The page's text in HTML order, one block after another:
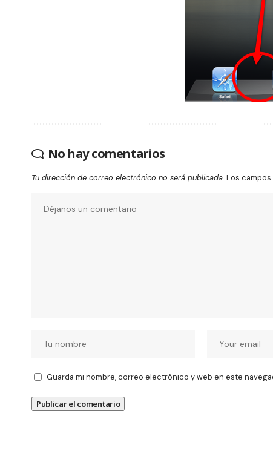
No hay comentarios
Tu dirección de correo electrónico no será publicada. Los
Guarda mi nombre, correo electrónico y web en este